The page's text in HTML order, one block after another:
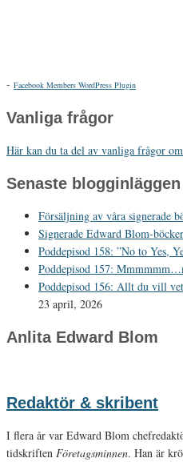
- Facebook Members WordPress Plugin
Vanliga frågor
Här kan du ta del av vanliga frågor
Senaste blogginläggen
Försäljning av våra signerade
Signerade Edward Blom-
Poddepisod 158: ”No to Yes,
Poddepisod 157:
Poddepisod 156: Allt du vill
23 april, 2026
Anlita Edward Blom
Redaktör & skribent
I flera år var Edward Blom
tidskriften Företagsminnen. Han är